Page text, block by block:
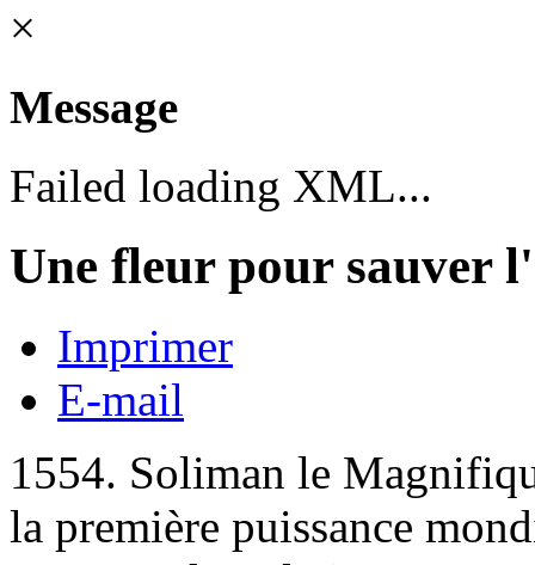
×
Message
Failed loading XML...
Une fleur pour sauver
Imprimer
E-mail
1554. Soliman le
la première puissance